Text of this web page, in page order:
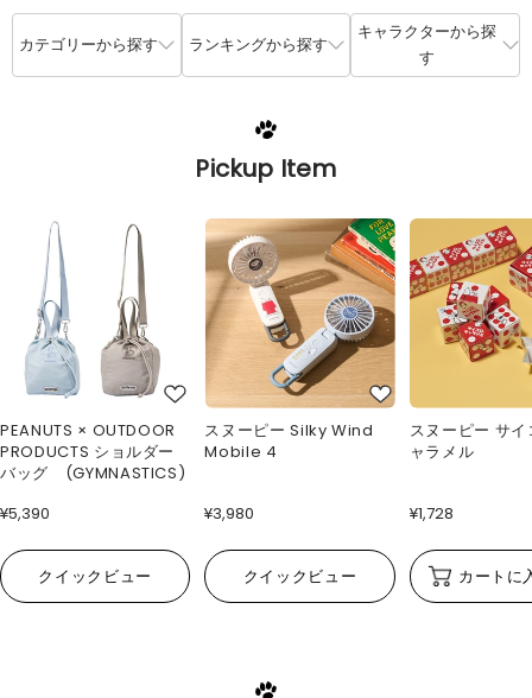
カテゴリーから探す ランキングから探す
キャラクターから探
す
Pickup Item
PEANUTS × OUTDOOR
PRODUCTS ショルダー
バッグ (GYMNASTICS)
¥5,390
クイックビュー
スヌーピー Silky Wind
Mobile 4
¥3,980
クイックビュー
スヌーピー サ
ャラメル
¥1,728
カートに